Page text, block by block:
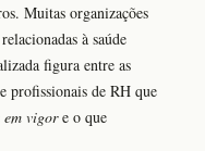
Muitas organizações
à saúde
figura entre as
profissionais de RH que
vigore o que